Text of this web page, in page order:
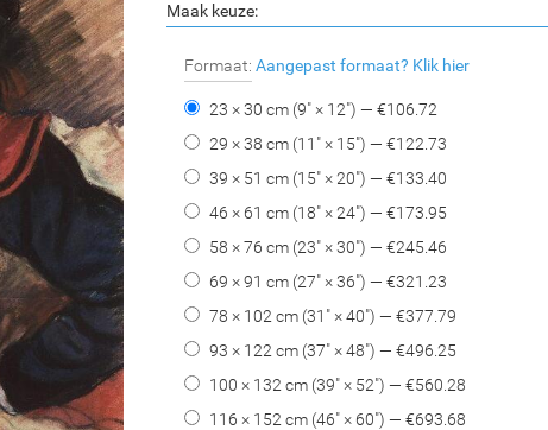
Maak keuze:
Formaat: Aangepast formaat? Klik hier
23 × 30 cm (9" × 12") — €106.72
29 × 38 cm (11" × 15") — €122.73
39 × 51 cm (15" × 20") — €133.40
46 × 61 cm (18" × 24") — €173.95
58 × 76 cm (23" × 30") — €245.46
69 × 91 cm (27" × 36") — €321.23
78 × 102 cm (31" × 40") — €377.79
93 × 122 cm (37" × 48") — €496.25
100 × 132 cm (39" × 52") — €560.28
116 × 152 cm (46" × 60") — €693.68